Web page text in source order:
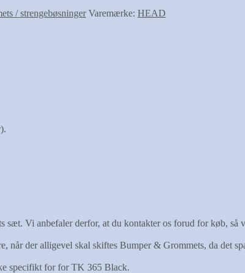
/ strengebøsninger Varemærke: HEAD
Vi anbefaler derfor, at du kontakter os forud for køb,
der alligevel skal skiftes Bumper & Grommets, da det
specifikt for for TK 365 Black.